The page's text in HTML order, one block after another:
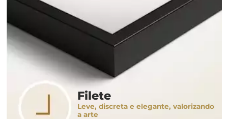
Filete
Leve, discreta e elegante, valorizando
a arte